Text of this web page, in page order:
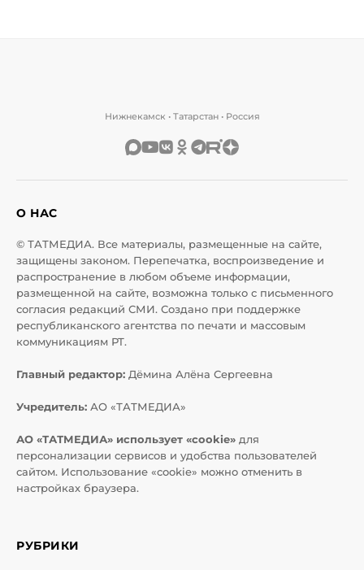
Нижнекамск • Татарстан • Россия
О НАС
© ТАТМЕДИА. Все материалы, размещенные на сайте,
защищены законом. Перепечатка, воспроизведение и
распространение в любом объеме информации,
размещенной на сайте, возможна только с письменного
согласия редакций СМИ. Создано при поддержке
республиканского агентства по печати и массовым
коммуникациям РТ.
Главный редактор: Дёмина Алёна Сергеевна
Учредитель: АО «ТАТМЕДИА»
АО «ТАТМЕДИА» использует «cookie» для
персонализации сервисов и удобства пользователей
сайтом. Использование «cookie» можно отменить в
настройках браузера.
РУБРИКИ